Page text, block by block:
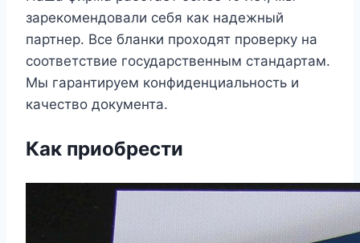
зарекомендовали себя как надежный
партнер. Все бланки проходят проверку на
соответствие государственным стандартам.
Мы гарантируем конфиденциальность и
качество документа.
Как приобрести